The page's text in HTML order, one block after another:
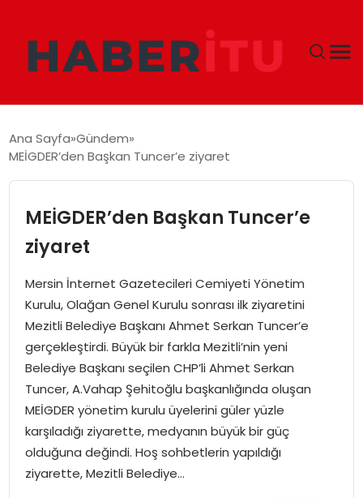
EKONOMI
SIYASET
TEKNOLOJI
EĞITIM
MAGAZIN
SPOR
YAŞAM
Ana Sayfa Gündem
MEİGDER’den Başkan Tuncer’e ziyaret
MEİGDER’den Başkan Tuncer’e
ziyaret
Mersin İnternet Gazetecileri Cemiyeti Yönetim
Kurulu, Olağan Genel Kurulu sonrası ilk ziyaretini
Mezitli Belediye Başkanı Ahmet Serkan Tuncer’e
gerçekleştirdi. Büyük bir farkla Mezitli’nin yeni
Belediye Başkanı seçilen CHP’li Ahmet Serkan
Tuncer, A.Vahap Şehitoğlu başkanlığında oluşan
MEİGDER yönetim kurulu üyelerini güler yüzle
karşıladığı ziyarette, medyanın büyük bir güç
olduğuna değindi. Hoş sohbetlerin yapıldığı
ziyarette, Mezitli Belediye…